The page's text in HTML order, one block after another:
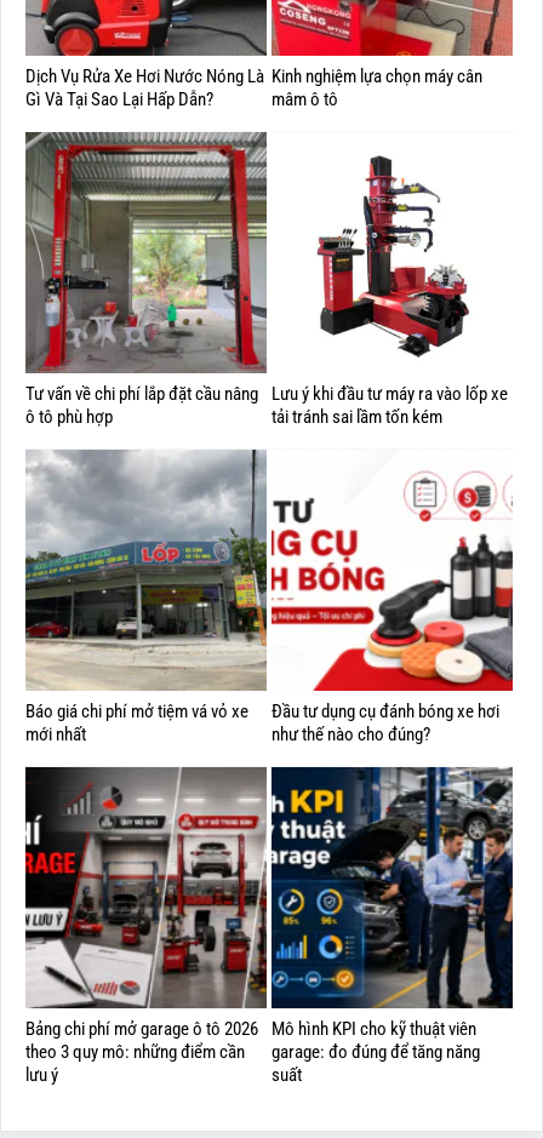
Dịch Vụ Rửa Xe Hơi Nước Nóng Là
Gì Và Tại Sao Lại Hấp Dẫn?
Kinh nghiệm lựa chọn máy cân
mâm ô tô
Tư vấn về chi phí lắp đặt cầu nâng
ô tô phù hợp
Lưu ý khi đầu tư máy ra vào lốp xe
tải tránh sai lầm tốn kém
Báo giá chi phí mở tiệm vá vỏ xe
mới nhất
Đầu tư dụng cụ đánh bóng xe hơi
như thế nào cho đúng?
Bảng chi phí mở garage ô tô 2026
theo 3 quy mô: những điểm cần
lưu ý
Mô hình KPI cho kỹ thuật viên
garage: đo đúng để tăng năng
suất